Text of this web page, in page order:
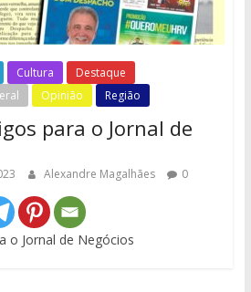
Cultura
Destaque
Opinião Região
para o Jornal de
Alexandre Magalhães 0
o Jornal de Negócios